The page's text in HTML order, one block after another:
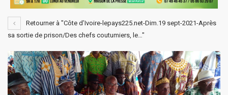
Retourner à "Côte d’Ivoire-lepays225.net-Dim.19 sept-2021-Après
sa sortie de prison/Des chefs coutumiers, le…"